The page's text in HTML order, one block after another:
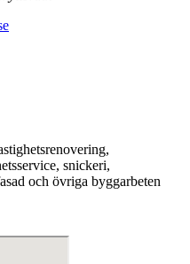
snickeri,
och övriga byggarbeten